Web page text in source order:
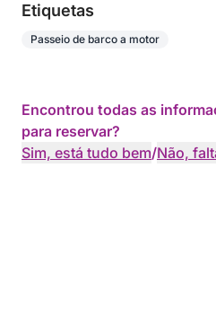
Etiquetas
Passeio de barco a motor
Encontrou todas as
para reservar?
Sim, está tudo bem/Não,